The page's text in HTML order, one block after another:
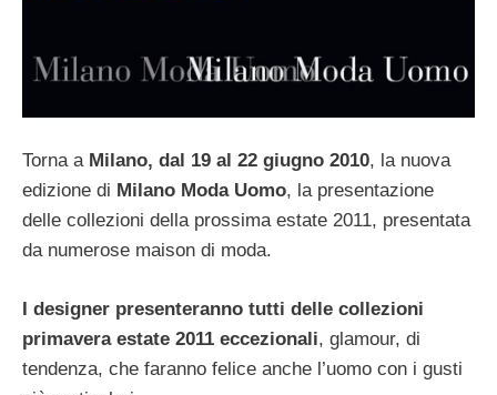
Torna a Milano, dal 19 al 22 giugno 2010, la nuova
edizione di Milano Moda Uomo, la presentazione
delle collezioni della prossima estate 2011, presentata
da numerose maison di moda.
I designer presenteranno tutti delle collezioni
primavera estate 2011 eccezionali, glamour, di
tendenza, che faranno felice anche l’uomo con i gusti